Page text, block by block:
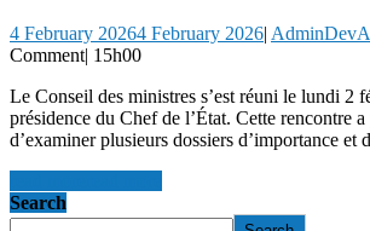
4 February 20264 February 2026 AdminDev
Comment| 15h00
Le Conseil des ministres s’est réuni le lundi 2 février sous la
présidence du Chef de l’État. Cette rencontre
d’examiner plusieurs dossiers d’importance et
Search